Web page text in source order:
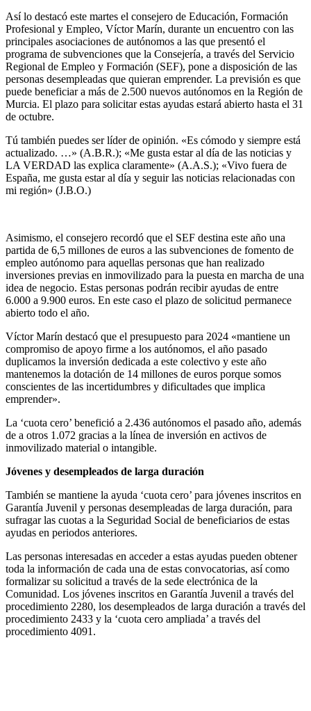
Así lo destacó este martes el consejero de Educación, Formación
Profesional y Empleo, Víctor Marín, durante un encuentro con las
principales asociaciones de autónomos a las que presentó el
programa de subvenciones que la Consejería, a través del Servicio
Regional de Empleo y Formación (SEF), pone a disposición de las
personas desempleadas que quieran emprender. La previsión es que
puede beneficiar a más de 2.500 nuevos autónomos en la Región de
Murcia. El plazo para solicitar estas ayudas estará abierto hasta el 31
de octubre.
Tú también puedes ser líder de opinión. «Es cómodo y siempre está
actualizado. …» (A.B.R.); «Me gusta estar al día de las noticias y
LA VERDAD las explica claramente» (A.A.S.); «Vivo fuera de
España, me gusta estar al día y seguir las noticias relacionadas con
mi región» (J.B.O.)
Asimismo, el consejero recordó que el SEF destina este año una
partida de 6,5 millones de euros a las subvenciones de fomento de
empleo autónomo para aquellas personas que han realizado
inversiones previas en inmovilizado para la puesta en marcha de una
idea de negocio. Estas personas podrán recibir ayudas de entre
6.000 a 9.900 euros. En este caso el plazo de solicitud permanece
abierto todo el año.
Víctor Marín destacó que el presupuesto para 2024 «mantiene un
compromiso de apoyo firme a los autónomos, el año pasado
duplicamos la inversión dedicada a este colectivo y este año
mantenemos la dotación de 14 millones de euros porque somos
conscientes de las incertidumbres y dificultades que implica
emprender».
La ‘cuota cero’ benefició a 2.436 autónomos el pasado año, además
de a otros 1.072 gracias a la línea de inversión en activos de
inmovilizado material o intangible.
Jóvenes y desempleados de larga duración
También se mantiene la ayuda ‘cuota cero’ para jóvenes inscritos en
Garantía Juvenil y personas desempleadas de larga duración, para
sufragar las cuotas a la Seguridad Social de beneficiarios de estas
ayudas en periodos anteriores.
Las personas interesadas en acceder a estas ayudas pueden obtener
toda la información de cada una de estas convocatorias, así como
formalizar su solicitud a través de la sede electrónica de la
Comunidad. Los jóvenes inscritos en Garantía Juvenil a través del
procedimiento 2280, los desempleados de larga duración a través del
procedimiento 2433 y la ‘cuota cero ampliada’ a través del
procedimiento 4091.